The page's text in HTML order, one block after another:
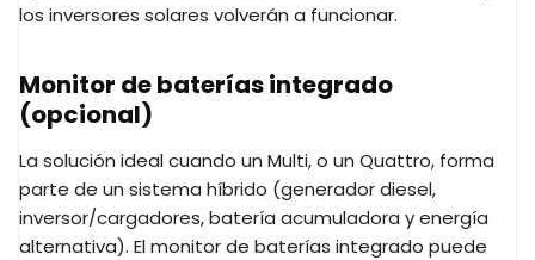
los inversores solares volverán a funcionar.
Monitor de baterías integrado
(opcional)
La solución ideal cuando un Multi, o un Quattro, forma
parte de un sistema híbrido (generador diesel,
inversor/cargadores, batería acumuladora y energía
alternativa). El monitor de baterías integrado puede